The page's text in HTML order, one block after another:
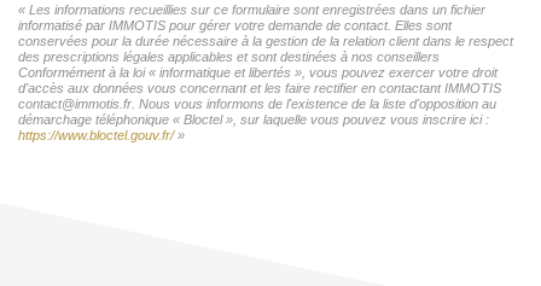
« Les informations recueillies sur ce formulaire sont enregistrées dans un fichier
informatisé par IMMOTIS pour gérer votre demande de contact. Elles sont
conservées pour la durée nécessaire à la gestion de la relation client dans le respect
des prescriptions légales applicables et sont destinées à nos conseillers
Conformément à la loi « informatique et libertés », vous pouvez exercer votre droit
d'accès aux données vous concernant et les faire rectifier en contactant IMMOTIS
contact@immotis.fr. Nous vous informons de l'existence de la liste d'opposition au
démarchage téléphonique « Bloctel », sur laquelle vous pouvez vous inscrire ici :
https://www.bloctel.gouv.fr/»